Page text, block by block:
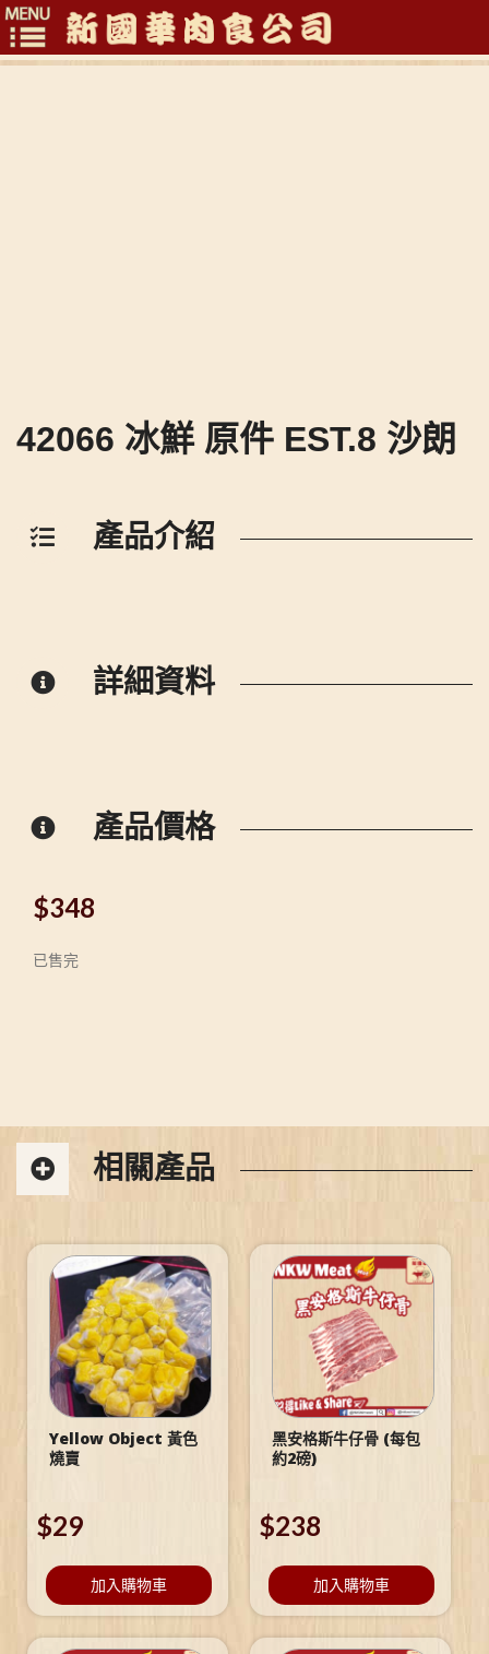
Toggle
42066 冰鮮 原件 EST.8 沙朗
產品介紹
詳細資料
產品價格
$348
已售完
相關產品
Yellow Object 黃色
燒賣
$29
加入購物車
黑安格斯牛仔骨 (每包
約2磅)
$238
加入購物車